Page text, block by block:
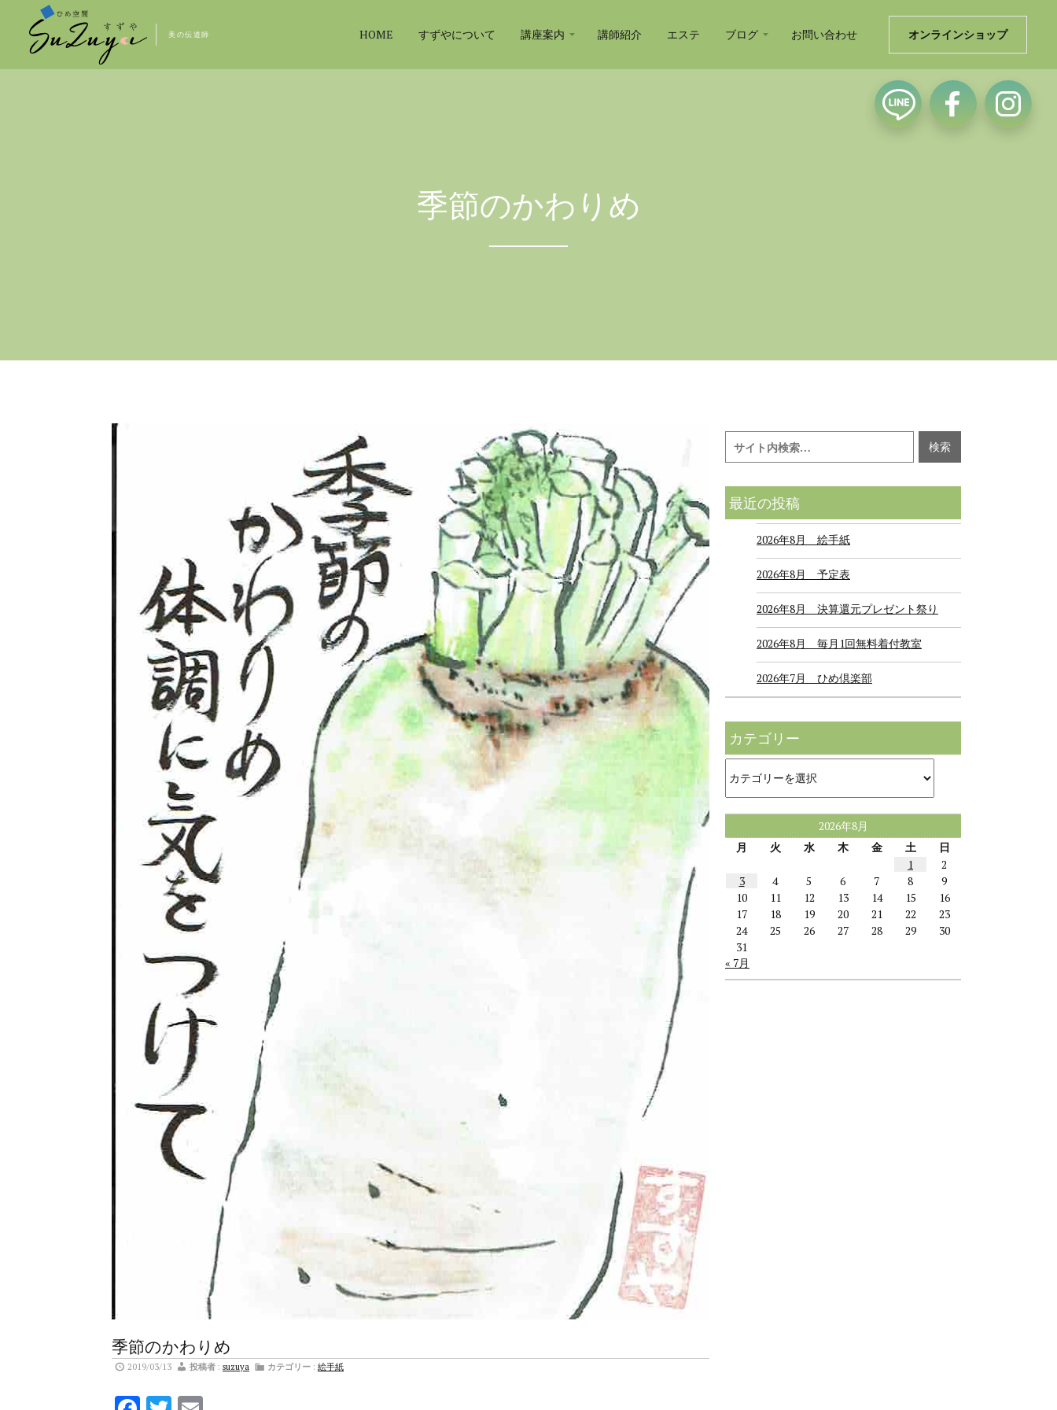
美の伝道師 HOME すずやについて 講座案内 講師紹介 エステ ブログ お問い合わせ オンラインショップ
季節のかわりめ
季節のかわりめ
2019/03/13 投稿者 : suzuya カテゴリー : 絵手紙
最近の投稿
2026年8月 絵手紙
2026年8月 予定表
2026年8月 決算還元プレゼント祭り
2026年8月 毎月1回無料着付教室
2026年7月 ひめ倶楽部
カテゴリー
テ
ゴ
リ
2026年8月
月
火 水 木 金 土
日
1
2
3
4 5 6 7 8
9
10
11 12 13 14 15
16
17
18 19 20 21 22
23
24
25 26 27 28 29
30
31
« 7月